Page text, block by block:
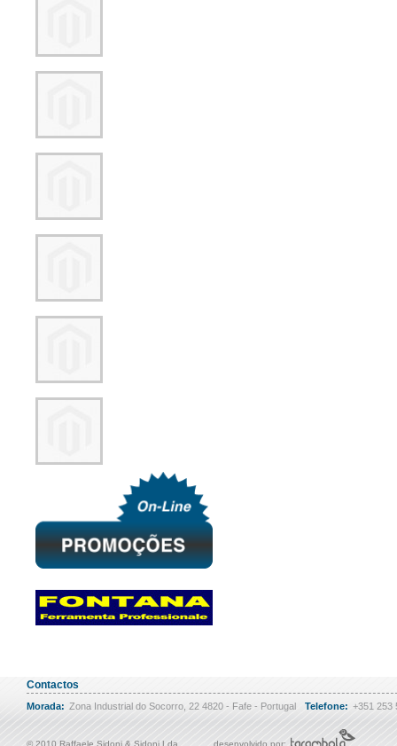
Contactos
Morada: Zona Industrial do Socorro, 22 4820 - Fafe - Portugal Telefone: +351 253
© 2010 Raffaele Sidoni & Sidoni Lda desenvolvido por: